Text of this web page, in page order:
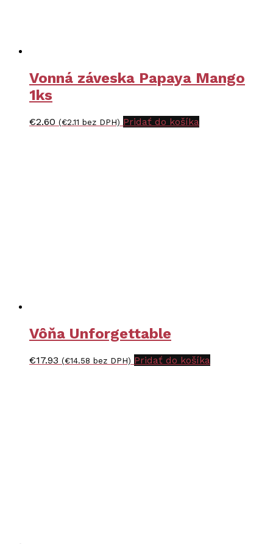
Vonná záveska Papaya Mango
1ks
€2.60 (€2.11 bez DPH) Pridať do košíka
Vôňa Unforgettable
€17.93 (€14.58 bez DPH) Pridať do košíka